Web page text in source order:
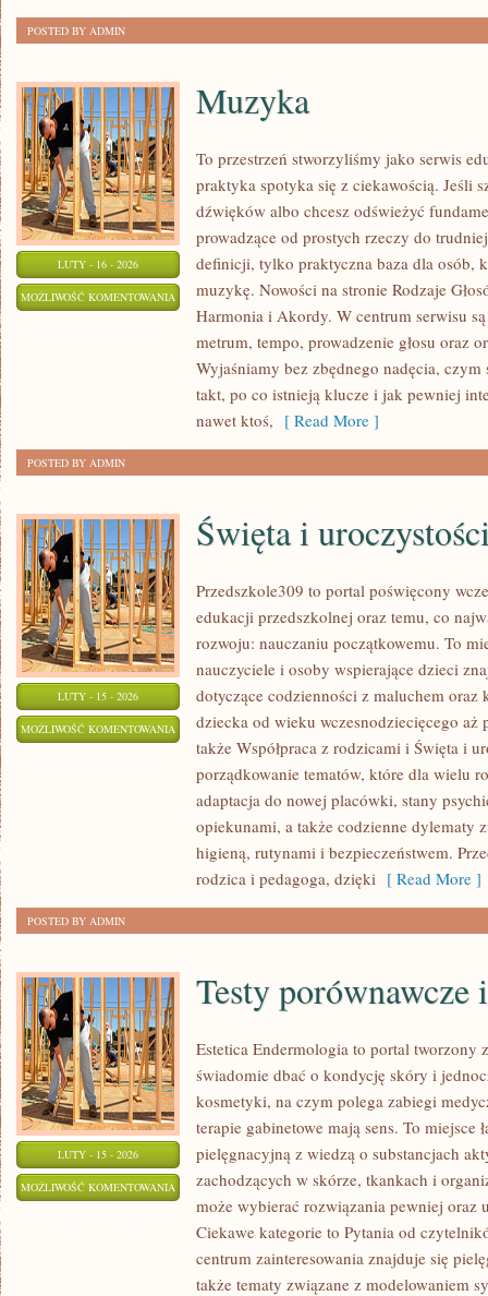
POSTED BY ADMIN
LUTY - 16 - 2026
MOŻLIWOŚĆ KOMENTOWANIA MUZYKA
Muzyka
To przestrzeń stworzyliśmy jako serwis
praktyka spotyka się z ciekawością. Jeśli
dźwięków albo chcesz odświeżyć
prowadzące od prostych rzeczy do
definicji, tylko praktyczna baza dla osób,
muzykę. Nowości na stronie Rodzaje
Harmonia i Akordy. W centrum serwisu
metrum, tempo, prowadzenie głosu oraz
Wyjaśniamy bez zbędnego nadęcia,
takt, po co istnieją klucze i jak pewniej
nawet ktoś, [ Read More ]
POSTED BY ADMIN
LUTY - 15 - 2026
MOŻLIWOŚĆ KOMENTOWANIA ŚWIĘTA
UROCZYSTOŚCI
Święta i
Przedszkole309 to portal poświęcony
edukacji przedszkolnej oraz temu, co
rozwoju: nauczaniu początkowemu. To
nauczyciele i osoby wspierające dzieci
dotyczące codzienności z maluchem oraz
dziecka od wieku wczesnodziecięcego aż
także Współpraca z rodzicami i Święta i
porządkowanie tematów, które dla wielu
adaptacja do nowej placówki, stany
opiekunami, a także codzienne dylematy
higieną, rutynami i bezpieczeństwem.
rodzica i pedagoga, dzięki [ Read More ]
POSTED BY ADMIN
LUTY - 15 - 2026
MOŻLIWOŚĆ KOMENTOWANIA TESTY
PORÓWNAWCZE
RANKINGI
Testy
Estetica Endermologia to portal tworzony
świadomie dbać o kondycję skóry i
kosmetyki, na czym polega zabiegi
terapie gabinetowe mają sens. To miejsce
pielęgnacyjną z wiedzą o substancjach
zachodzących w skórze, tkankach i
może wybierać rozwiązania pewniej oraz
Ciekawe kategorie to Pytania od
centrum zainteresowania znajduje się
także tematy związane z modelowaniem